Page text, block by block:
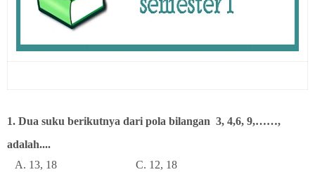
1. Dua suku berikutnya dari pola bilangan 3, 4,6, 9,……,
adalah....
A. 13, 18 C. 12, 18